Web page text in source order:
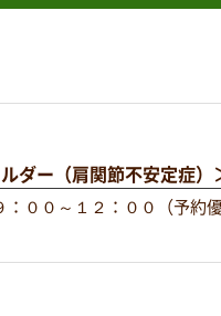
ダー（肩関節不安定症
００～１２：００（予約